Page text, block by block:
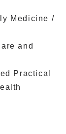
Medicine /
and
Practical